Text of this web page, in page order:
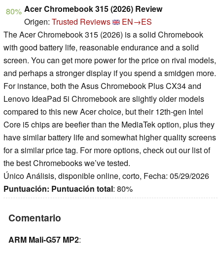
80% Acer Chromebook 315 (2026) Review
Origen: Trusted Reviews
EN→ES
The Acer Chromebook 315 (2026) is a solid Chromebook
with good battery life, reasonable endurance and a solid
screen. You can get more power for the price on rival models,
and perhaps a stronger display if you spend a smidgen more.
For instance, both the Asus Chromebook Plus CX34 and
Lenovo IdeaPad 5i Chromebook are slightly older models
compared to this new Acer choice, but their 12th-gen Intel
Core i5 chips are beefier than the MediaTek option, plus they
have similar battery life and somewhat higher quality screens
for a similar price tag. For more options, check out our list of
the best Chromebooks we’ve tested.
Único Análisis, disponible online, corto, Fecha: 05/29/2026
Puntuación: Puntuación total: 80%
Comentario
ARM Mali-G57 MP2: